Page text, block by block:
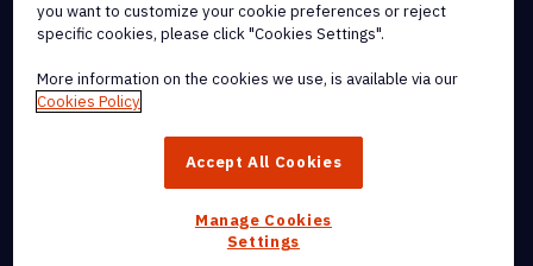
© 2026 Nitro Software, Inc. Inc. Alle rechten voorbehouden.
Nitro, het Nitro-logo, Nitro Productivity Platform, Nitro PDF Pro, Nitro
dochterondernemingen in de Verenigde Staten en/of andere
you want to customize your cookie preferences or reject
specific cookies, please click "Cookies Settings".
More information on the cookies we use, is available via our
Cookies Policy
Accept All Cookies
Manage Cookies
Settings